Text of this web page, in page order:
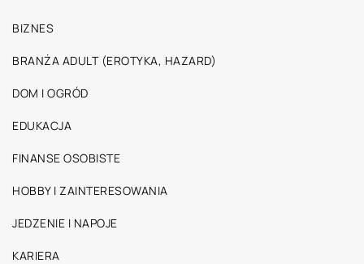
BIZNES
BRANŻA ADULT (EROTYKA, HAZARD)
DOM I OGRÓD
EDUKACJA
FINANSE OSOBISTE
HOBBY I ZAINTERESOWANIA
JEDZENIE I NAPOJE
KARIERA